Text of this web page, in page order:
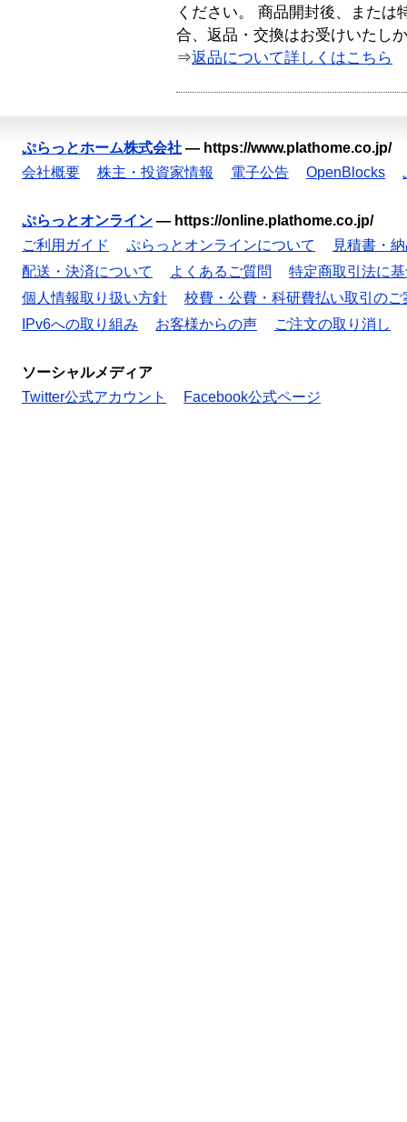
ください。 商品開封後、または
合、返品・交換はお受けいたし
⇒返品について詳しくはこちら
ぷらっとホーム株式会社 — https://www.plathome.co.jp/
会社概要
株主・投資家情報 電子公告 OpenBlocks
ぷらっとオンライン — https://online.plathome.co.jp/
ご利用ガイド
ぷらっとオンラインについて
見積書・
配送・決済について
よくあるご質問
特定商取引法に
個人情報取り扱い方針
校費・公費・科研費払い取引のご
IPv6への取り組み
お客様からの声 ご注文の取り消し
ソーシャルメディア
Twitter公式アカウント
Facebook公式ページ